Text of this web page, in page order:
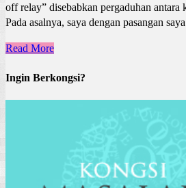
off relay” disebabkan pergaduhan antara
Pada asalnya, saya dengan pasangan
Read More
Ingin Berkongsi?